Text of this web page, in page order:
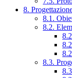
8.
8.1.
8.2.
8.3.